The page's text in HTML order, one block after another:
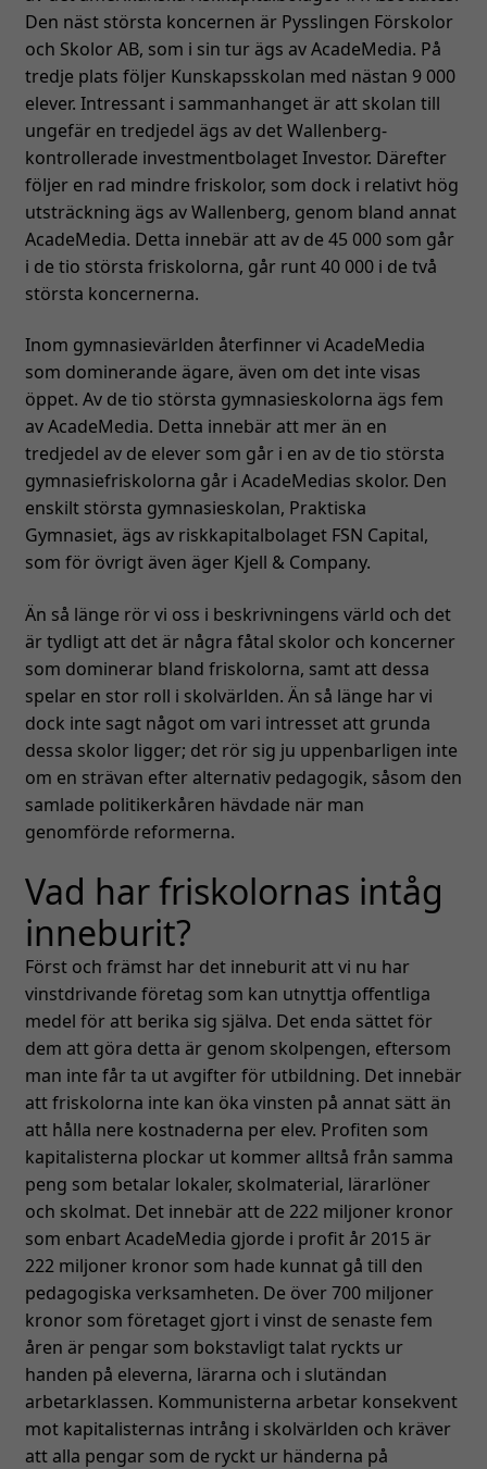
Den näst största koncernen är Pysslingen Förskolor
och Skolor AB, som i sin tur ägs av AcadeMedia. På
tredje plats följer Kunskapsskolan med nästan 9 000
elever. Intressant i sammanhanget är att skolan till
ungefär en tredjedel ägs av det Wallenberg-
kontrollerade investmentbolaget Investor. Därefter
följer en rad mindre friskolor, som dock i relativt hög
utsträckning ägs av Wallenberg, genom bland annat
AcadeMedia. Detta innebär att av de 45 000 som går
i de tio största friskolorna, går runt 40 000 i de två
största koncernerna.
Inom gymnasievärlden återfinner vi AcadeMedia
som dominerande ägare, även om det inte visas
öppet. Av de tio största gymnasieskolorna ägs fem
av AcadeMedia. Detta innebär att mer än en
tredjedel av de elever som går i en av de tio största
gymnasiefriskolorna går i AcadeMedias skolor. Den
enskilt största gymnasieskolan, Praktiska
Gymnasiet, ägs av riskkapitalbolaget FSN Capital,
som för övrigt även äger Kjell & Company.
Än så länge rör vi oss i beskrivningens värld och det
är tydligt att det är några fåtal skolor och koncerner
som dominerar bland friskolorna, samt att dessa
spelar en stor roll i skolvärlden. Än så länge har vi
dock inte sagt något om vari intresset att grunda
dessa skolor ligger; det rör sig ju uppenbarligen inte
om en strävan efter alternativ pedagogik, såsom den
samlade politikerkåren hävdade när man
genomförde reformerna.
Vad har friskolornas intåg
inneburit?
Först och främst har det inneburit att vi nu har
vinstdrivande företag som kan utnyttja offentliga
medel för att berika sig själva. Det enda sättet för
dem att göra detta är genom skolpengen, eftersom
man inte får ta ut avgifter för utbildning. Det innebär
att friskolorna inte kan öka vinsten på annat sätt än
att hålla nere kostnaderna per elev. Profiten som
kapitalisterna plockar ut kommer alltså från samma
peng som betalar lokaler, skolmaterial, lärarlöner
och skolmat. Det innebär att de 222 miljoner kronor
som enbart AcadeMedia gjorde i profit år 2015 är
222 miljoner kronor som hade kunnat gå till den
pedagogiska verksamheten. De över 700 miljoner
kronor som företaget gjort i vinst de senaste fem
åren är pengar som bokstavligt talat ryckts ur
handen på eleverna, lärarna och i slutändan
arbetarklassen. Kommunisterna arbetar konsekvent
mot kapitalisternas intrång i skolvärlden och kräver
att alla pengar som de ryckt ur händerna på